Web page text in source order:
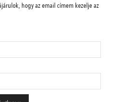
hogy az email címem kezelje az